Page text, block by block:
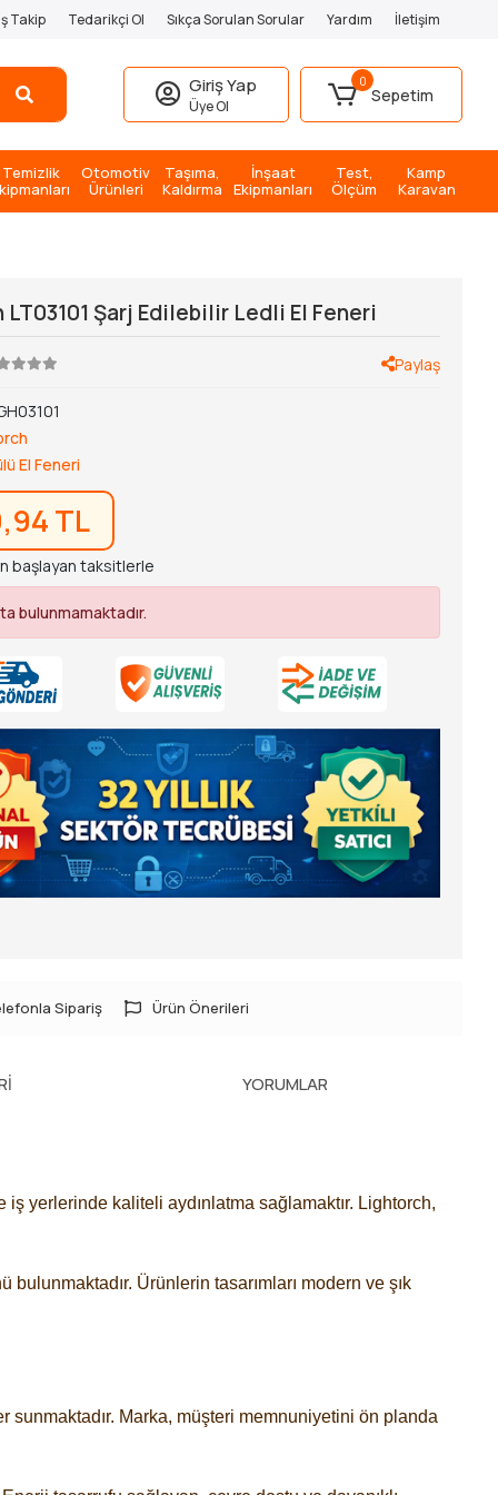
Takip Tedarikçi Ol Sıkça Sorulan Sorular Yardım İletişim
Giriş Yap
Üye Ol
0
Sepetim
Temizlik
Otomotiv
Ürünleri
Taşıma,
Kaldırma
İnşaat
Ekipmanları
Test,
Ölçüm
Kamp
Karavan
Şarj Edilebilir Ledli El Feneri
Paylaş
El Feneri
TL
başlayan taksitlerle
bulunmamaktadır.
Sipariş Ürün Önerileri
YORUMLAR
iş yerlerinde kaliteli aydınlatma sağlamaktır. Lightorch,
Ürünlerin tasarımları modern ve şık
sunmaktadır. Marka, müşteri memnuniyetini ön planda